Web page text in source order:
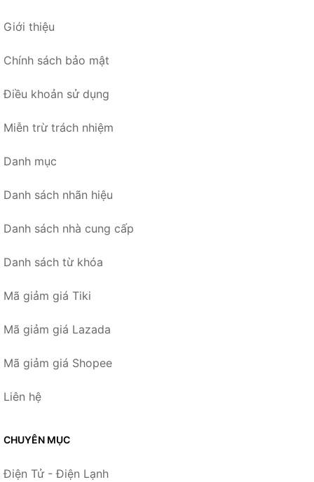
Giới thiệu
Chính sách bảo mật
Điều khoản sử dụng
Miễn trừ trách nhiệm
Danh mục
Danh sách nhãn hiệu
Danh sách nhà cung cấp
Danh sách từ khóa
Mã giảm giá Tiki
Mã giảm giá Lazada
Mã giảm giá Shopee
Liên hệ
CHUYÊN MỤC
Điện Tử - Điện Lạnh